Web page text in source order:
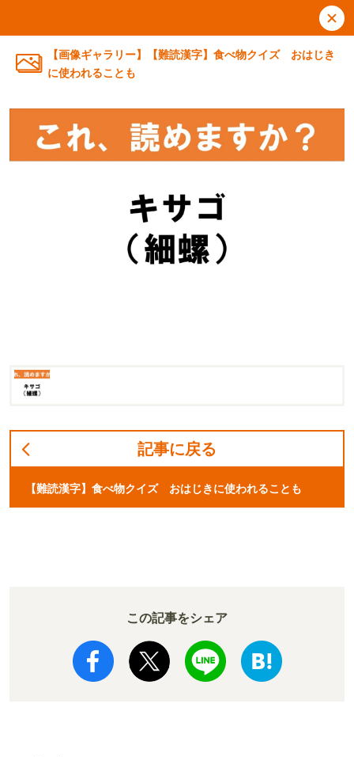
【画像ギャラリー】【難読漢字】食べ物クイズ おはじき
に使われることも
記事に戻る
【難読漢字】食べ物クイズ おはじきに使われることも
この記事をシェア